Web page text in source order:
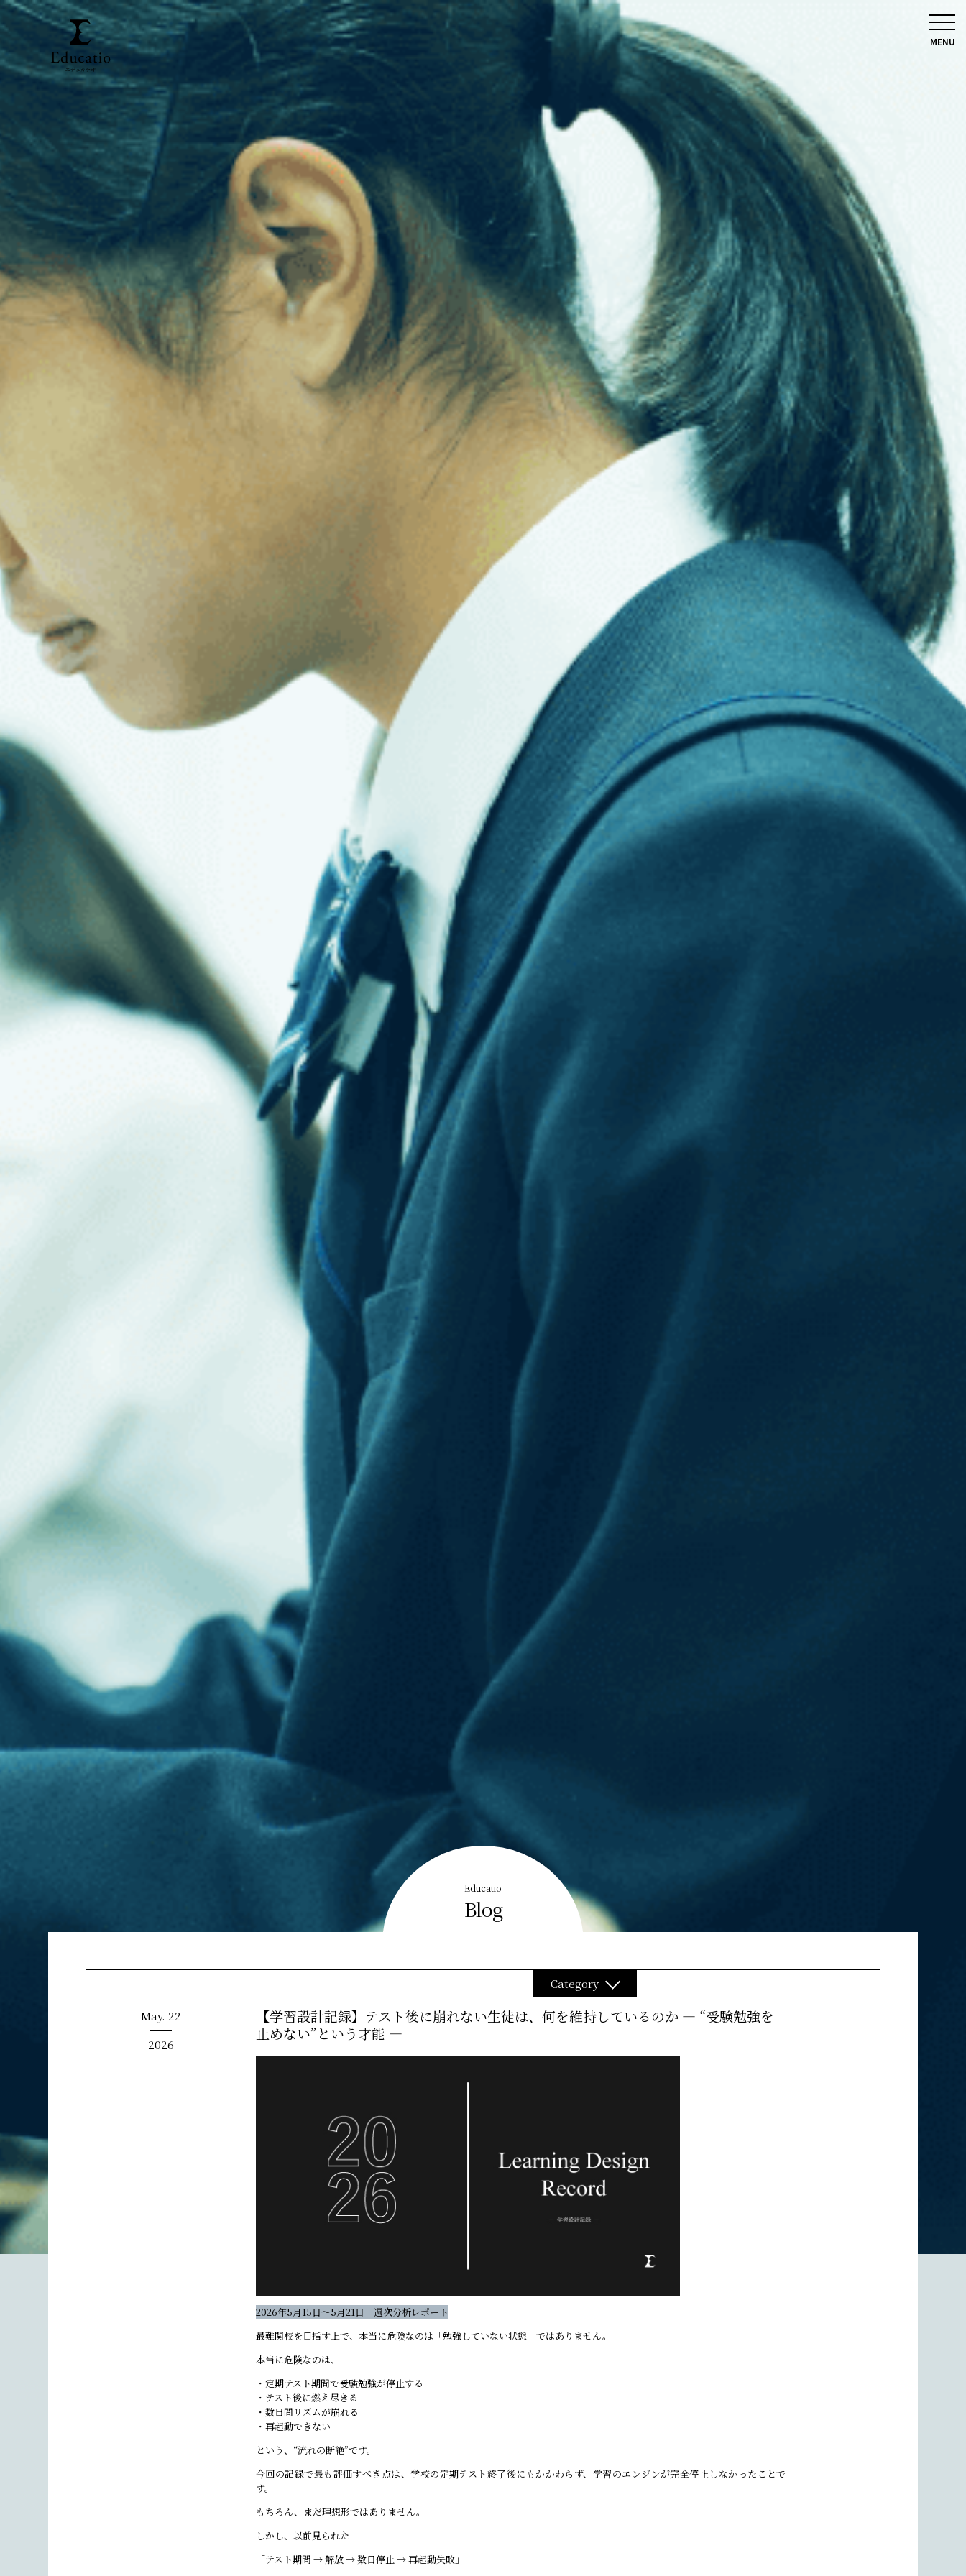
Educatio
Blog
Category
May. 22
2026
【学習設計記録】テスト後に崩れない生徒は、何を維持しているのか ― “受験勉強を
止めない”という才能 ―
2026年5月15日〜5月21日｜週次分析レポート
最難関校を目指す上で、本当に危険なのは「勉強していない状態」ではありません。
本当に危険なのは、
・定期テスト期間で受験勉強が停止する
・テスト後に燃え尽きる
・数日間リズムが崩れる
・再起動できない
という、“流れの断絶”です。
今回の記録で最も評価すべき点は、学校の定期テスト終了後にもかかわらず、学習のエンジンが完全停止しなかったことで
す。
もちろん、まだ理想形ではありません。
しかし、以前見られた
「テスト期間 → 解放 → 数日停止 → 再起動失敗」